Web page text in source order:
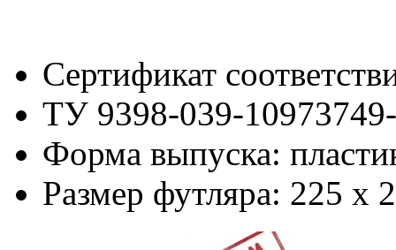
Сертификат
ТУ 9398-039-
Форма выпуска:
Размер футляра: 225 x